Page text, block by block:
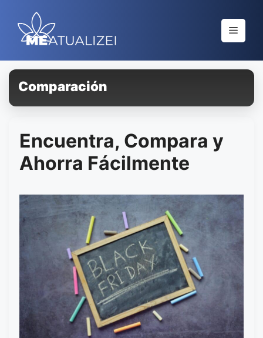
contenido
Menú
Comparación
Encuentra, Compara y
Ahorra Fácilmente